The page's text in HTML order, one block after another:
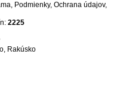
, Podmienky, Ochrana údajov,
2225
, Rakúsko